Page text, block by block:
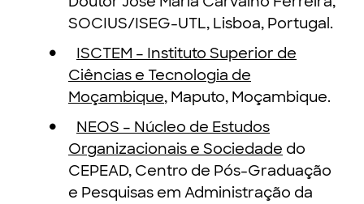
SOCIUS/ISEG-UTL, Lisboa, Portugal.
ISCTEM – Instituto Superior de
Ciências e Tecnologia de
Moçambique, Maputo, Moçambique.
NEOS – Núcleo de Estudos
Organizacionais e Sociedade do
CEPEAD, Centro de Pós-Graduação
e Pesquisas em Administração da